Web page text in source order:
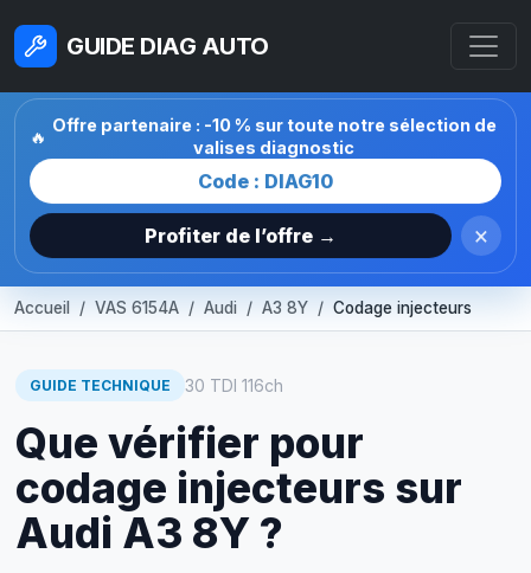
GUIDE DIAG AUTO
🔥
Offre partenaire : -10 % sur toute notre sélection de
valises diagnostic
Code : DIAG10
Profiter de l’offre → ×
Accueil VAS 6154A Audi A3 8Y Codage injecteurs
GUIDE TECHNIQUE 30 TDI 116ch
Que vérifier pour
codage injecteurs sur
Audi A3 8Y ?